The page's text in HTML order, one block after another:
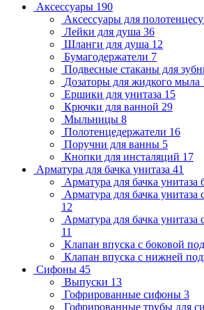
Аксессуары 190
Аксессуары для
Лейки для душа 36
Шланги для душа 12
Бумагодержатели 7
Подвесные стаканы для
Дозаторы для жидкого мыла
Ершики для унитаза 15
Крючки для ванной 29
Мыльницы 8
Полотенцедержатели 16
Поручни для ванны 5
Кнопки для инсталяций 17
Арматура для бачка унитаза 41
Арматура для бачка унитаза
Арматура для бачка унитаза
12
Арматура для бачка
11
Клапан впуска с боковой
Клапан впуска с нижней
Сифоны 45
Выпуски 13
Гофрированные сифоны 3
Гофрированные трубы для